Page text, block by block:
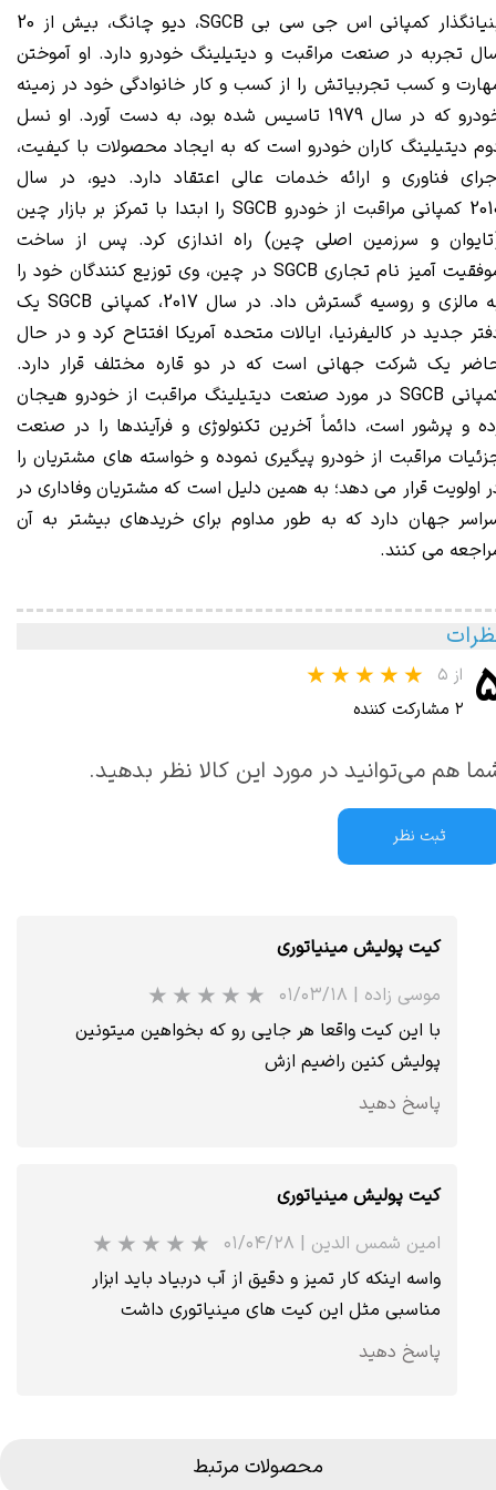
کمپانی اس جی سی بی SGCB
، دیو چانگ، بیش از 20
تجربه در صنعت مراقبت و دیتیلینگ خودرو دارد. او آموختن
و کسب تجربیاتش را از کسب و کار خانوادگی خود در زمینه
خودرو که در سال 1979 تاسیس شده بود، به دست آورد. او نسل
دیتیلینگ کاران خودرو است که به ایجاد محصولات با کیفیت،
فناوری و ارائه خدمات عالی اعتقاد دارد. دیو، در سال
2010 کمپانی مراقبت از خودرو SGCB را ابتدا با تمرکز بر بازار چین
و سرزمین اصلی چین) راه اندازی کرد. پس از ساخت
موفقیت آمیز نام تجاری SGCB در چین، وی توزیع کنندگان خود را
به مالزی و روسیه گسترش داد. در سال 2017، کمپانی SGCB یک
جدید در کالیفرنیا، ایالات متحده آمریکا افتتاح کرد و در حال
یک شرکت جهانی است که در دو قاره مختلف قرار دارد.
کمپانی SGCB در مورد صنعت دیتیلینگ مراقبت از خودرو هیجان
و پرشور است، دائماً آخرین تکنولوژی و فرآیندها را در صنعت
مراقبت از خودرو پیگیری نموده و خواسته های مشتریان را
اولویت قرار می دهد؛ به همین دلیل است که مشتریان وفاداری در
جهان دارد که به طور مداوم برای خریدهای بیشتر به آن
می کنند.
از ۵
۲ مشارکت کننده
هم می‌توانید در مورد این کالا نظر بدهید.
ثبت نظر
کیت پولیش مینیاتوری
موسی زاده | ۰۱/۰۳/۱۸
با این کیت واقعا هر جایی رو که بخواهین میتونین
پولیش کنین راضیم ازش
پاسخ دهید
کیت پولیش مینیاتوری
امین شمس الدین | ۰۱/۰۴/۲۸
واسه اینکه کار تمیز و دقیق از آب دربیاد باید ابزار
مناسبی مثل این کیت های مینیاتوری داشت
پاسخ دهید
محصولات مرتبط